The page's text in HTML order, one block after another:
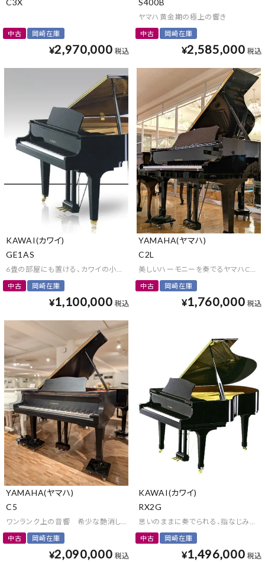
C3X
中古 岡崎在庫
¥2,970,000 税込
S400B
ヤマハ黄金期の極上の響き
中古 岡崎在庫
¥2,585,000 税込
KAWAI(カワイ)
GE1AS
6畳の部屋にも置ける、カワイの小型グランドピアノ
中古 岡崎在庫
¥1,100,000 税込
YAMAHA(ヤマハ)
C2L
美しいハーモニーを奏でるヤマハCシ
中古 岡崎在庫
¥1,760,000 税込
YAMAHA(ヤマハ)
C5
ワンランク上の音響 希少な艶消しグランドピアノ
中古 岡崎在庫
¥2,090,000 税込
KAWAI(カワイ)
RX2G
思いのままに奏でられる、指なじみの
中古 岡崎在庫
¥1,496,000 税込